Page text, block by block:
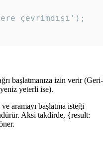
çevrimdışı');
başlatmanıza izin verir (Geri-
yeterli ise).
aramayı başlatma isteği
Aksi takdirde, {result: